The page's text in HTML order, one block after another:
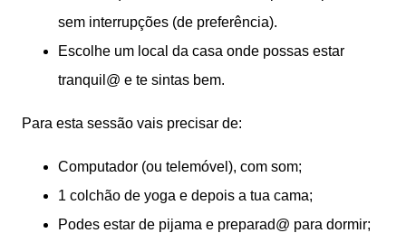
sem interrupções (de preferência).
Escolhe um local da casa onde possas estar
tranquil@ e te sintas bem.
Para esta sessão vais precisar de:
Computador (ou telemóvel), com som;
1 colchão de yoga e depois a tua cama;
Podes estar de pijama e preparad@ para dormir;